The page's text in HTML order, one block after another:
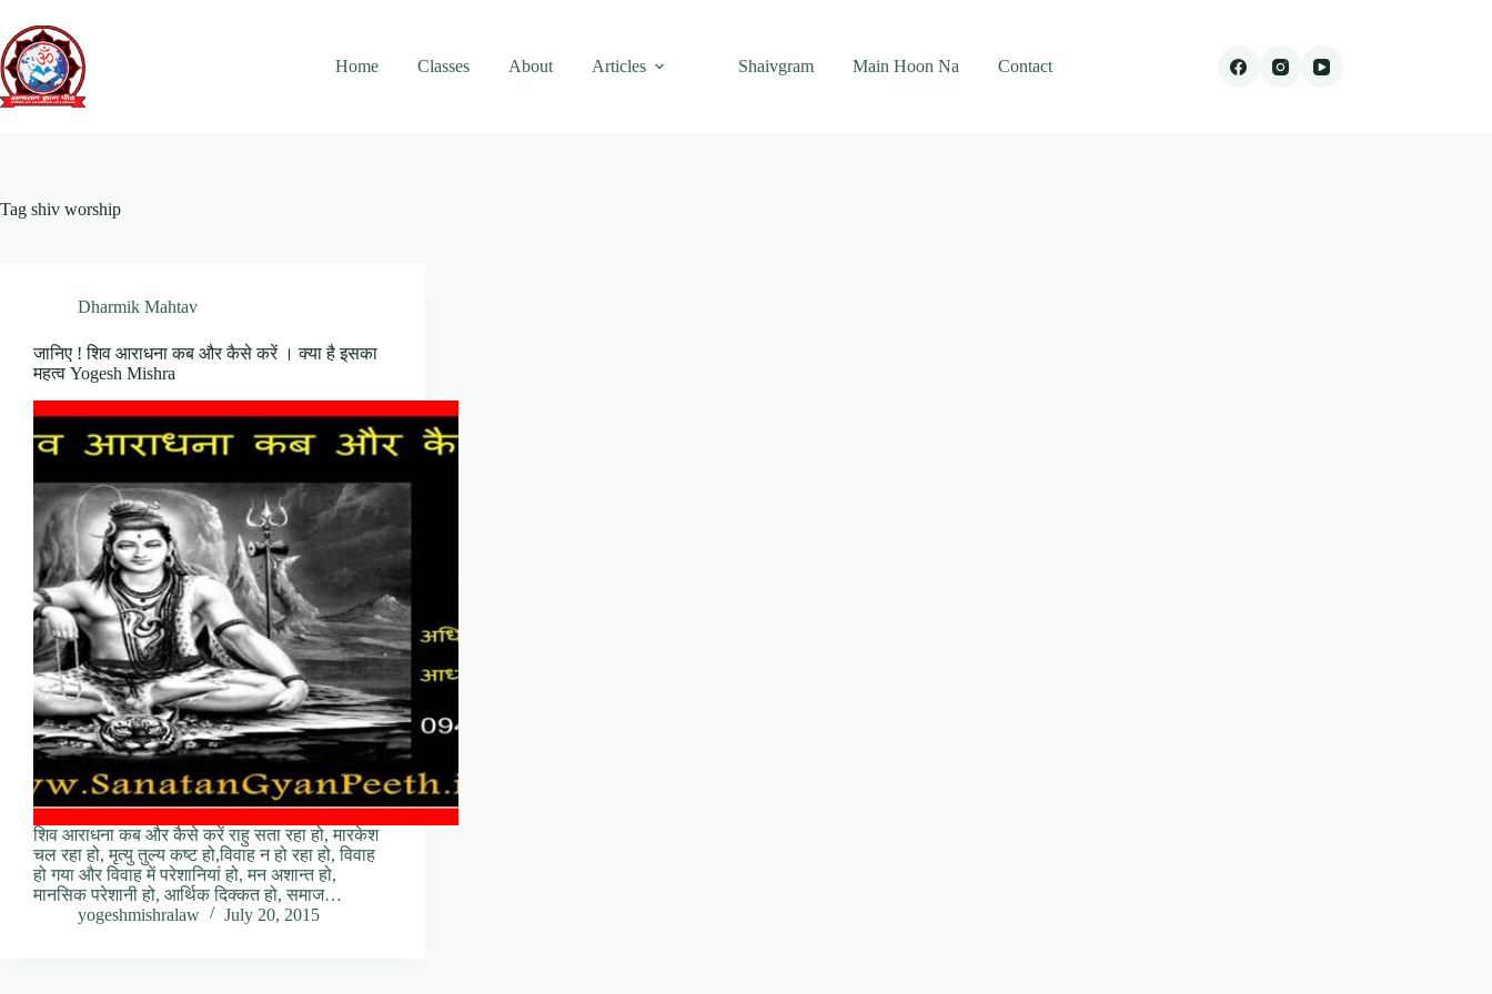
content
Home
Classes About Articles Shaivgram Main Hoon Na Contact
Tag shiv worship
Dharmik Mahtav
जानिए ! शिव आराधना कब और कैसे करें । क्या है इसका
महत्व Yogesh Mishra
शिव आराधना कब और कैसे करें राहु सता रहा हो, मारकेश
चल रहा हो, मृत्यु तुल्य कष्ट हो,विवाह न हो रहा हो, विवाह
हो गया और विवाह में परेशानियां हो, मन अशान्त हो,
मानसिक परेशानी हो, आर्थिक दिक्कत हो, समाज…
yogeshmishralaw
July 20, 2015